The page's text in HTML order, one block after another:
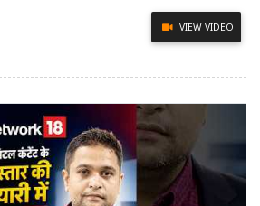
VIEW VIDEO